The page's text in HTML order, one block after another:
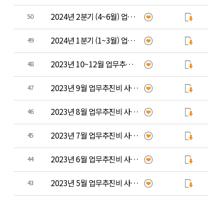
50 2024년 2분기 (4~6월) 업무추진비 집행 내역
49 2024년 1분기 (1~3월) 업무추진비 집행 내역
48 2023년 10~12월 업무추진비 사용 내역
47 2023년 9월 업무추진비 사용 내역
46 2023년 8월 업무추진비 사용 내역
45 2023년 7월 업무추진비 사용 내역
44 2023년 6월 업무추진비 사용 내역
43 2023년 5월 업무추진비 사용 내역